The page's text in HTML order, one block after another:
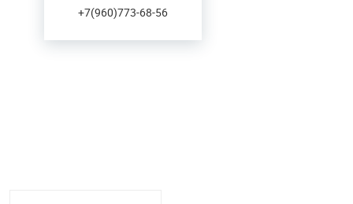
+7(960)773-68-56